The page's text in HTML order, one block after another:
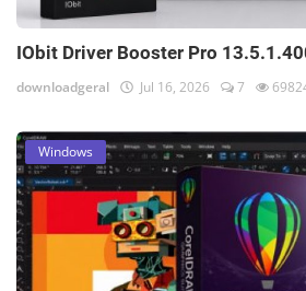
IObit Driver Booster Pro
downloadgeral Jul 16, 2026 7
Windows